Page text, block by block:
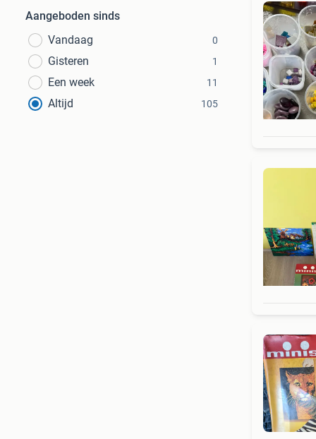
Aangeboden sinds
Vandaag
0
Gisteren 1
Een week 11
Altijd 105